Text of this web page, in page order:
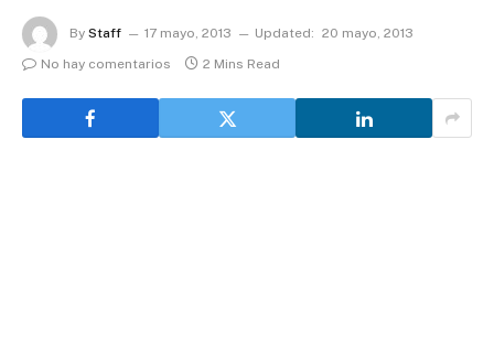
By Staff 17 mayo, 2013 Updated: 20 mayo, 2013
No hay comentarios
2 Mins Read